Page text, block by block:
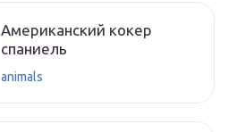
Американский кокер
спаниель
animals